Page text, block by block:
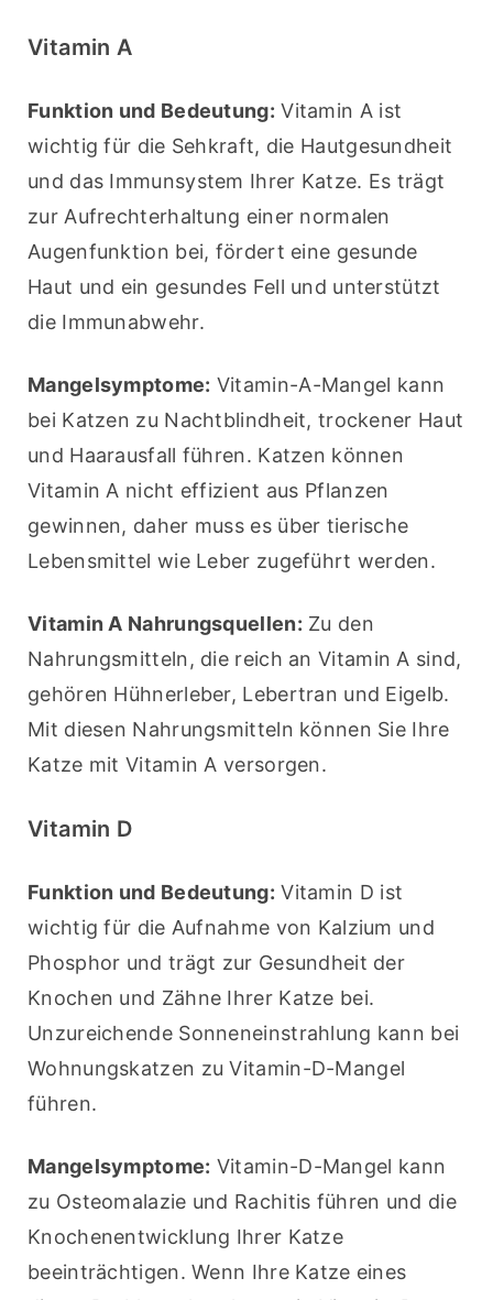
Vitamin A
Funktion und Bedeutung: Vitamin A ist
wichtig für die Sehkraft, die Hautgesundheit
und das Immunsystem Ihrer Katze. Es trägt
zur Aufrechterhaltung einer normalen
Augenfunktion bei, fördert eine gesunde
Haut und ein gesundes Fell und unterstützt
die Immunabwehr.
Mangelsymptome: Vitamin-A-Mangel kann
bei Katzen zu Nachtblindheit, trockener Haut
und Haarausfall führen. Katzen können
Vitamin A nicht effizient aus Pflanzen
gewinnen, daher muss es über tierische
Lebensmittel wie Leber zugeführt werden.
Vitamin A Nahrungsquellen: Zu den
Nahrungsmitteln, die reich an Vitamin A sind,
gehören Hühnerleber, Lebertran und Eigelb.
Mit diesen Nahrungsmitteln können Sie Ihre
Katze mit Vitamin A versorgen.
Vitamin D
Funktion und Bedeutung: Vitamin D ist
wichtig für die Aufnahme von Kalzium und
Phosphor und trägt zur Gesundheit der
Knochen und Zähne Ihrer Katze bei.
Unzureichende Sonneneinstrahlung kann bei
Wohnungskatzen zu Vitamin-D-Mangel
führen.
Mangelsymptome: Vitamin-D-Mangel kann
zu Osteomalazie und Rachitis führen und die
Knochenentwicklung Ihrer Katze
beeinträchtigen. Wenn Ihre Katze eines